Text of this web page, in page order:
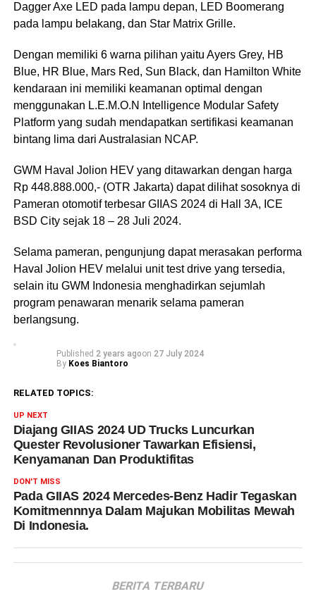
Dagger Axe LED pada lampu depan, LED Boomerang
pada lampu belakang, dan Star Matrix Grille.
Dengan memiliki 6 warna pilihan yaitu Ayers Grey, HB
Blue, HR Blue, Mars Red, Sun Black, dan Hamilton White
kendaraan ini memiliki keamanan optimal dengan
menggunakan L.E.M.O.N Intelligence Modular Safety
Platform yang sudah mendapatkan sertifikasi keamanan
bintang lima dari Australasian NCAP.
GWM Haval Jolion HEV yang ditawarkan dengan harga
Rp 448.888.000,- (OTR Jakarta) dapat dilihat sosoknya di
Pameran otomotif terbesar GIIAS 2024 di Hall 3A, ICE
BSD City sejak 18 – 28 Juli 2024.
Selama pameran, pengunjung dapat merasakan performa
Haval Jolion HEV melalui unit test drive yang tersedia,
selain itu GWM Indonesia menghadirkan sejumlah
program penawaran menarik selama pameran
berlangsung.
Published 2 years agoon 27 July 2024
By Koes Biantoro
RELATED TOPICS:
UP NEXT
Diajang GIIAS 2024 UD Trucks Luncurkan
Quester Revolusioner Tawarkan Efisiensi,
Kenyamanan Dan Produktifitas
DON'T MISS
Pada GIIAS 2024 Mercedes-Benz Hadir Tegaskan
Komitmennnya Dalam Majukan Mobilitas Mewah
Di Indonesia.
BERITA TERBARU